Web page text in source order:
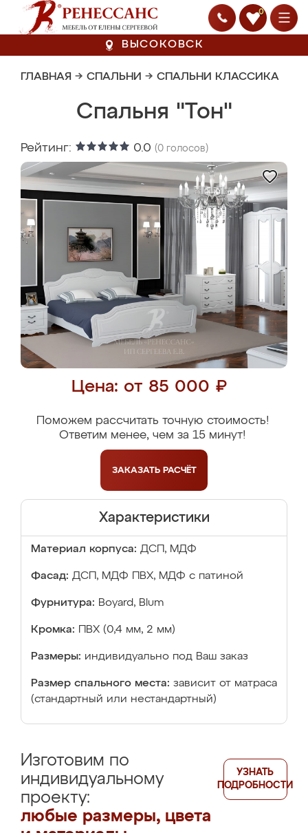
0
ВЫСОКОВСК
ГЛАВНАЯ → СПАЛЬНИ → СПАЛЬНИ КЛАССИКА
Спальня "Тон"
Рейтинг: 0.0 (0 голосов)
Цена: от 85 000 ₽
Поможем рассчитать точную стоимость!
Ответим менее, чем за 15 минут!
ЗАКАЗАТЬ РАСЧЁТ
Характеристики
Материал корпуса: ДСП, МДФ
Фасад: ДСП, МДФ ПВХ, МДФ с патиной
Фурнитура: Boyard, Blum
Кромка: ПВХ (0,4 мм, 2 мм)
Размеры: индивидуально под Ваш заказ
Размер спального места: зависит от матраса
(стандартный или нестандартный)
Изготовим по
индивидуальному
проекту:
любые размеры, цвета
УЗНАТЬ
ПОДРОБНОСТИ